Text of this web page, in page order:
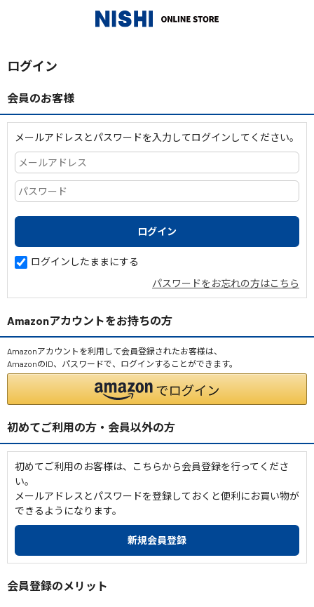
ログイン
会員のお客様
メールアドレスとパスワードを入力してログインしてください。
ログインしたままにする
パスワードをお忘れの方はこちら
Amazonアカウントをお持ちの方
Amazonアカウントを利用して会員登録されたお客様は、
AmazonのID、パスワードで、ログインすることができます。
初めてご利用の方・会員以外の方
初めてご利用のお客様は、こちらから会員登録を行ってくださ
い。
メールアドレスとパスワードを登録しておくと便利にお買い物が
できるようになります。
会員登録のメリット